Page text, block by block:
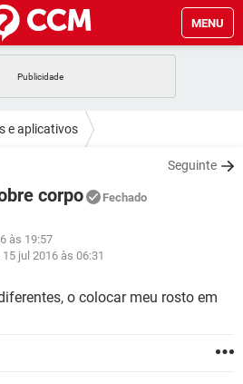
MENU
FACEBOOK
GMAIL
WHATSAPP
WHATSAPP
EXCEL
EXCEL
WHATSAPP
e aplicativos
Seguinte
corpo Fechado
às 19:57
15 jul 2016 às 06:31
o colocar meu rosto em